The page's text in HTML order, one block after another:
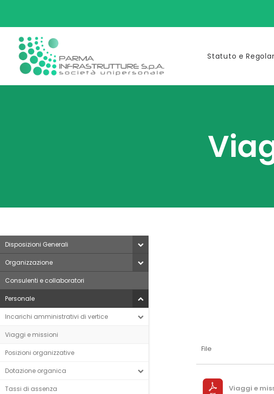
Statuto e
Disposizioni Generali
Organizzazione
Consulenti e collaboratori
Personale
Incarichi amministrativi di vertice
Viaggi e missioni
Posizioni organizzative
Dotazione organica
Tassi di assenza
File
Viaggi e